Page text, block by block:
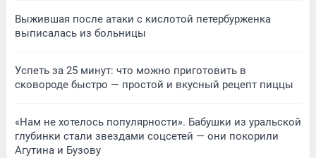
Выжившая после атаки с кислотой петербурженка
выписалась из больницы
Успеть за 25 минут: что можно приготовить в
сковороде быстро — простой и вкусный рецепт пиццы
«Нам не хотелось популярности». Бабушки из уральской
глубинки стали звездами соцсетей — они покорили
Агутина и Бузову